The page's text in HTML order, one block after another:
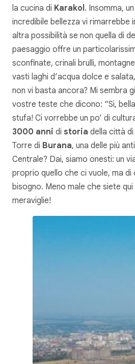
la cucina di Karakol . Insomma,
incredibile bellezza vi rimarrebbe
altra possibilità se non quella di
paesaggio offre un
sconfinate, crinali brulli,
vasti laghi d’acqua dolce e
non vi basta ancora? Mi sembra
vostre teste che dicono: “Sì,
stufa! Ci vorrebbe un po’ di
3000 anni di storia della città di
Torre di Burana, una delle più
Centrale? Dai, siamo onesti: un
proprio quello che ci vuole, ma di
bisogno. Meno male che siete
meraviglie!